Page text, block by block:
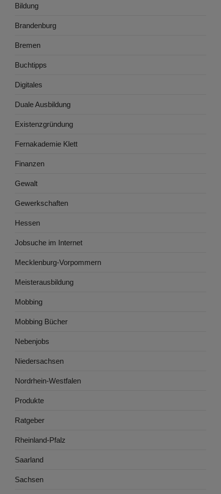
Bildung
Brandenburg
Bremen
Buchtipps
Digitales
Duale Ausbildung
Existenzgründung
Fernakademie Klett
Finanzen
Gewalt
Gewerkschaften
Hessen
Jobsuche im Internet
Mecklenburg-Vorpommern
Meisterausbildung
Mobbing
Mobbing Bücher
Nebenjobs
Niedersachsen
Nordrhein-Westfalen
Produkte
Ratgeber
Rheinland-Pfalz
Saarland
Sachsen